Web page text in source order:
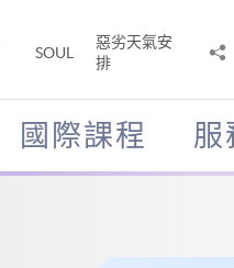
SOUL
惡劣天氣安
排
國際課程 服